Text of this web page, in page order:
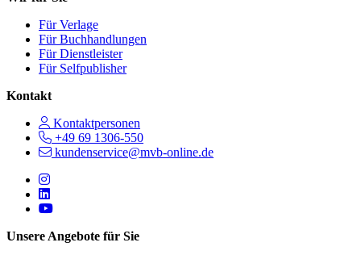
Für Verlage
Für Buchhandlungen
Für Dienstleister
Für Selfpublisher
Kontakt
Kontaktpersonen
+49 69 1306-550
kundenservice@mvb-online.de
Follow us on https://www.instagram.com/lifeatmvb/
Follow us on https://www.linkedin.com/company/mvbbooks
Follow us on https://www.youtube.com/@mvbbooks
Unsere Angebote für Sie